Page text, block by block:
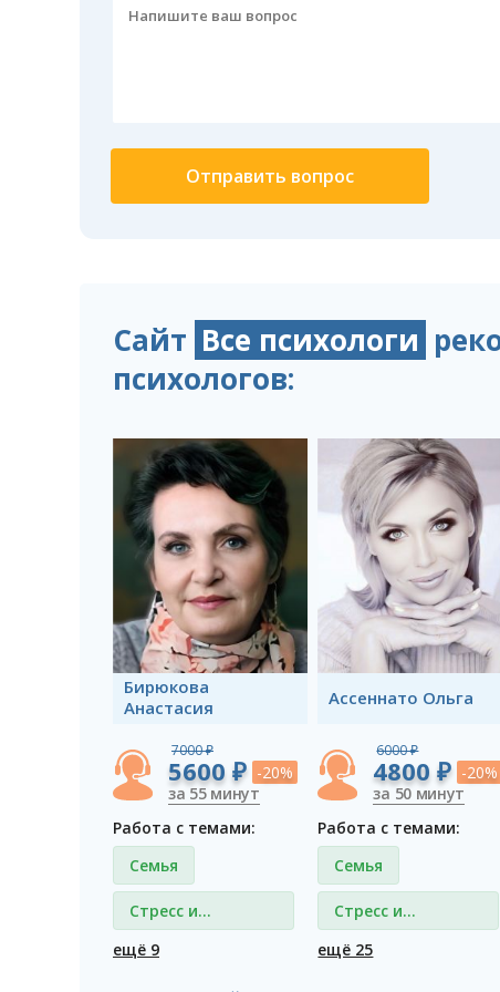
Сайт Все психологи
психологов:
Бирюкова
Анастасия
7000 ₽
5600 ₽ -20%
за 55 минут
Работа с темами:
Семья
Стресс и
депрессия
ещё 9
Ассеннато Ольга
6000 ₽
4800 ₽ -20%
за 50 минут
Работа с темами:
Семья
Стресс и
депрессия
ещё 25